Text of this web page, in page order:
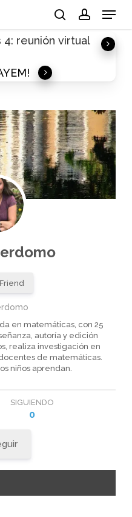
Menu
4: reunión virtual
en matemáticas, con 25
autoría y edición
realiza investigación en
de matemáticas.
niños aprendan.
SIGUIENDO
0